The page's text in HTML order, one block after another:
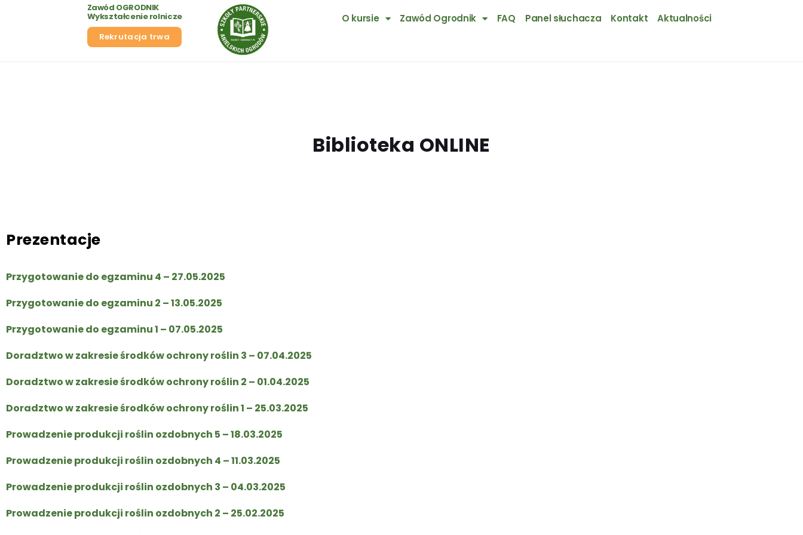
Zawód OGRODNIK
Wykształcenie rolnicze
Rekrutacja trwa
O kursie Zawód Ogrodnik FAQ Panel słuchacza Kontakt Aktualności
Biblioteka ONLINE
Prezentacje
Przygotowanie do egzaminu 4 – 27.05.2025
Przygotowanie do egzaminu 2 – 13.05.2025
Przygotowanie do egzaminu 1 – 07.05.2025
Doradztwo w zakresie środków ochrony roślin 3 – 07.04.2025
Doradztwo w zakresie środków ochrony roślin 2 – 01.04.2025
Doradztwo w zakresie środków ochrony roślin 1 – 25.03.2025
Prowadzenie produkcji roślin ozdobnych 5 – 18.03.2025
Prowadzenie produkcji roślin ozdobnych 4 – 11.03.2025
Prowadzenie produkcji roślin ozdobnych 3 – 04.03.2025
Prowadzenie produkcji roślin ozdobnych 2 – 25.02.2025